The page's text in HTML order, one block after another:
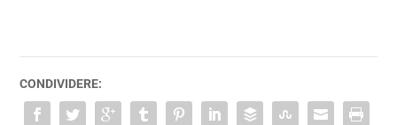
CONDIVIDERE: